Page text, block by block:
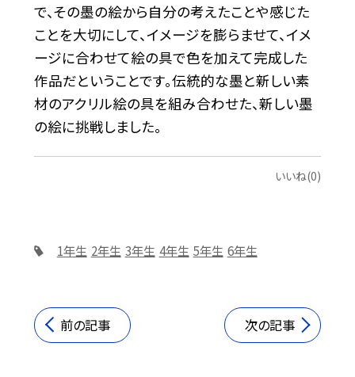
で、その墨の絵から自分の考えたことや感じた
ことを大切にして、イメージを膨らませて、イメ
ージに合わせて絵の具で色を加えて完成した
作品だということです。伝統的な墨と新しい素
材のアクリル絵の具を組み合わせた、新しい墨
の絵に挑戦しました。
いいね(0)
1年生 2年生 3年生 4年生 5年生 6年生
前の記事 次の記事